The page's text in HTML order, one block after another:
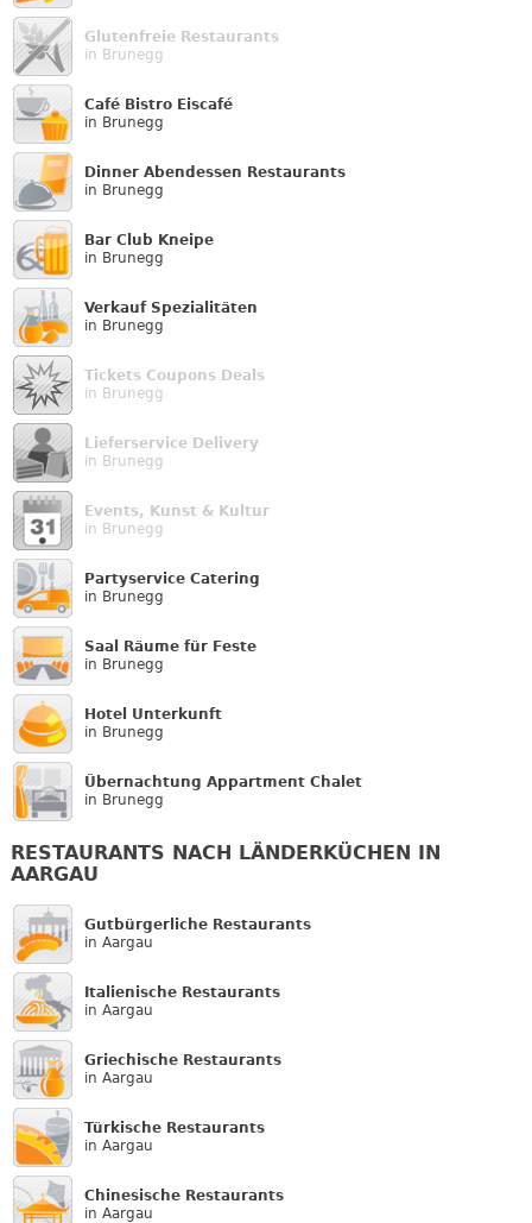
Glutenfreie Restaurants
in Brunegg
Café Bistro Eiscafé
in Brunegg
Dinner Abendessen Restaurants
in Brunegg
Bar Club Kneipe
in Brunegg
Verkauf Speziali­täten
in Brunegg
Tickets Coupons Deals
in Brunegg
Lieferservice Delivery
in Brunegg
Events, Kunst & Kultur
in Brunegg
Partyservice Catering
in Brunegg
Saal Räume für Feste
in Brunegg
Hotel Unterkunft
in Brunegg
Übernachtung Appartment Chalet
in Brunegg
RESTAURANTS NACH LÄNDERKÜCHEN IN
AARGAU
Gutbürgerliche Restaurants
in Aargau
Italienische Restaurants
in Aargau
Griechische Restaurants
in Aargau
Türkische Restaurants
in Aargau
Chinesische Restaurants
in Aargau